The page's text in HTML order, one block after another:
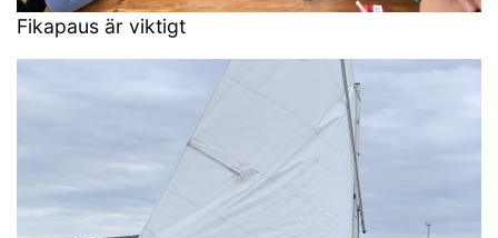
Fikapaus är viktigt